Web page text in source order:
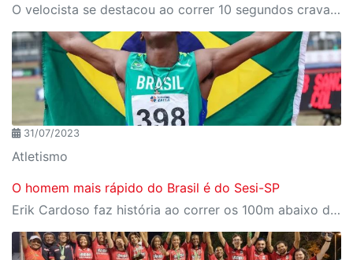
O velocista se destacou ao correr 10 segundos cravados nos 100 metros rasos durante o Campeonato Paulista
31/07/2023
Atletismo
O homem mais rápido do Brasil é do Sesi-SP
Erik Cardoso faz história ao correr os 100m abaixo dos 10 segundos